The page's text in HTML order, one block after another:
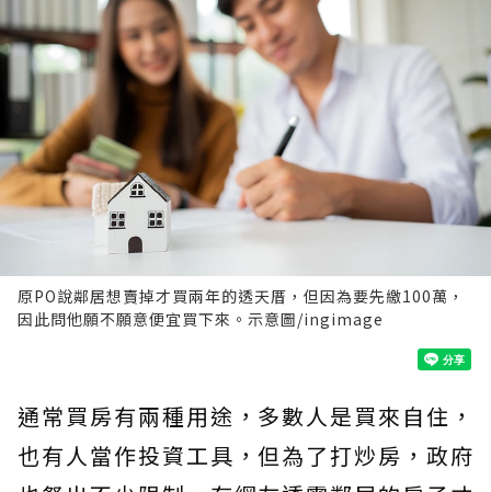
原PO說鄰居想賣掉才買兩年的透天厝，但因為要先繳100萬，
因此問他願不願意便宜買下來。示意圖/ingimage
通常買房有兩種用途，多數人是買來自住，
也有人當作投資工具，但為了打炒房，政府